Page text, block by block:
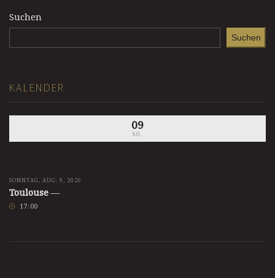
Suchen
Suchen
KALENDER
09
SO.
SONNTAG, AUG. 9, 2026
Toulouse —
17: 00